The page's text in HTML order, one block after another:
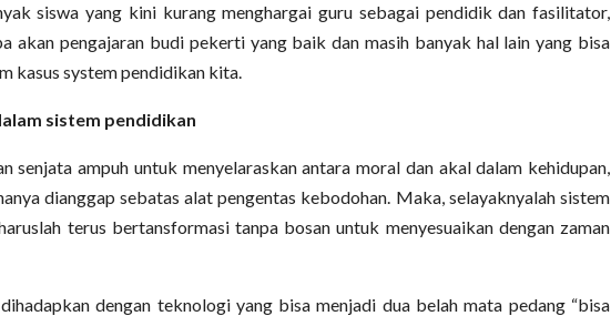
siswa yang kini kurang menghargai guru sebagai pendidik dan fasilitator,
akan pengajaran budi pekerti yang baik dan masih banyak hal lain yang bisa
kasus system pendidikan kita.
sistem pendidikan
senjata ampuh untuk menyelaraskan antara moral dan akal dalam kehidupan,
dianggap sebatas alat pengentas kebodohan. Maka, selayaknyalah sistem
terus bertansformasi tanpa bosan untuk menyesuaikan dengan zaman
dengan teknologi yang bisa menjadi dua belah mata pedang “bisa